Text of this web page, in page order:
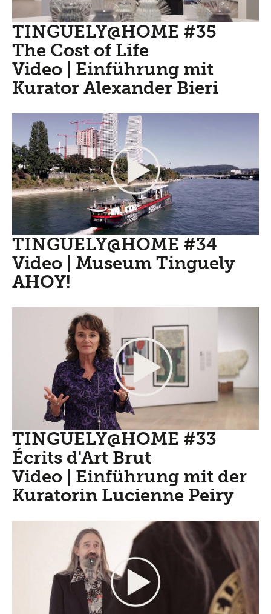
TINGUELY@HOME #35
The Cost of Life
Video | Einführung mit
Kurator Alexander Bieri
TINGUELY@HOME #34
Video | Museum Tinguely
AHOY!
TINGUELY@HOME #33
Écrits d'Art Brut
Video | Einführung mit der
Kuratorin Lucienne Peiry